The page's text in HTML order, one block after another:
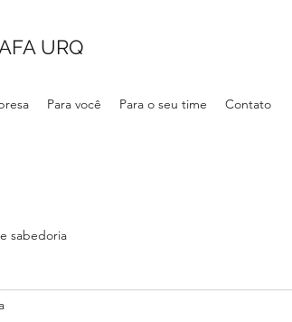
URQ
Para você Para o seu time Contato
sabedoria